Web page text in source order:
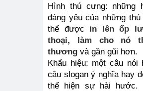
Hình thú cưng: những
đáng yêu của những
thể được in lên ốp
thoại, làm cho nó
thương và gần gũi hơn.
Khẩu hiệu: một câu nói
câu slogan ý nghĩa hay
thể hiện sự hài hước.